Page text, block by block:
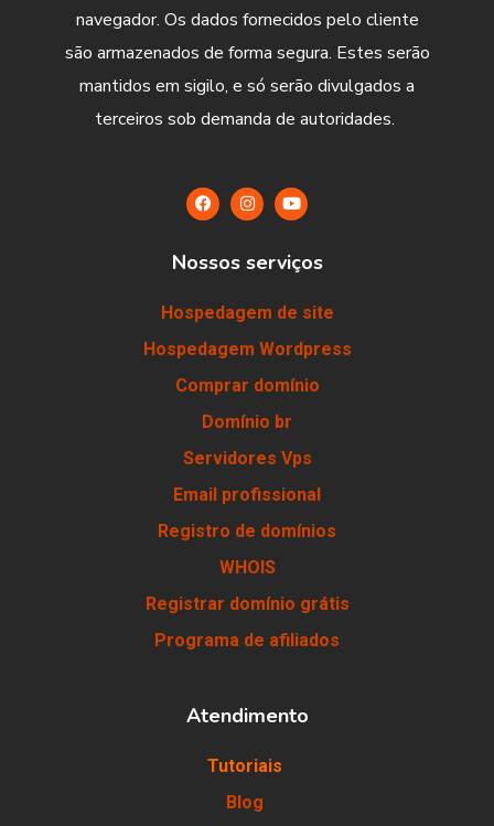
navegador. Os dados fornecidos pelo cliente
são armazenados de forma segura. Estes serão
mantidos em sigilo, e só serão divulgados a
terceiros sob demanda de autoridades.
Nossos serviços
Hospedagem de site
Hospedagem Wordpress
Comprar domínio
Domínio br
Servidores Vps
Email profissional
Registro de domínios
WHOIS
Registrar domínio grátis
Programa de afiliados
Atendimento
Tutoriais
Blog